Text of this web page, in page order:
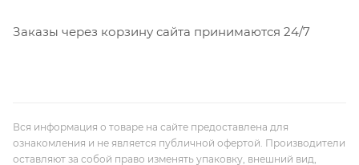
Заказы через корзину сайта принимаются 24/7
Вся информация о товаре на сайте предоставлена для
ознакомления и не является публичной офертой. Производители
оставляют за собой право изменять упаковку, внешний вид,